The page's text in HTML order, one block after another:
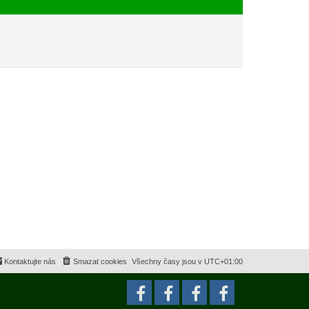
Všechny časy jsou v UTC+01:00
Smazat cookies
Kontaktujte nás